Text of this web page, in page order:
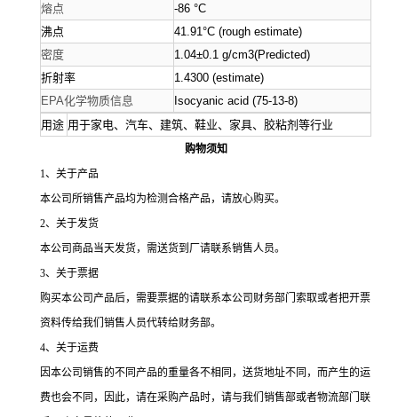
熔点
-86 °C
沸点
41.91°C (rough estimate)
密度
1.04±0.1 g/cm3(Predicted)
折射率
1.4300 (estimate)
EPA化学物质信息
Isocyanic acid (75-13-8)
用途 用于家电、汽车、建筑、鞋业、家具、胶粘剂等行业
购物须知
1、关于产品
本公司所销售产品均为检测合格产品，请放心购买。
2、关于发货
本公司商品当天发货，需送货到厂请联系销售人员。
3、关于票据
购买本公司产品后，需要票据的请联系本公司财务部门索取或者把开票
资料传给我们销售人员代转给财务部。
4、关于运费
因本公司销售的不同产品的重量各不相同，送货地址不同，而产生的运
费也会不同，因此，请在采购产品时，请与我们销售部或者物流部门联